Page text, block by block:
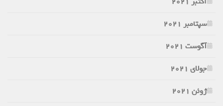
سپتامبر 2021
آگوست 2021
جولای 2021
ژوئن 2021